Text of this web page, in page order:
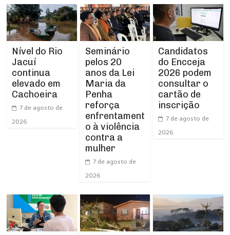
Nível do Rio
Jacuí
continua
elevado em
Cachoeira
7 de agosto de
2026
Seminário
pelos 20
anos da Lei
Maria da
Penha
reforça
enfrentament
o à violência
contra a
mulher
7 de agosto de
2026
Candidatos
do Encceja
2026 podem
consultar o
cartão de
inscrição
7 de agosto de
2026